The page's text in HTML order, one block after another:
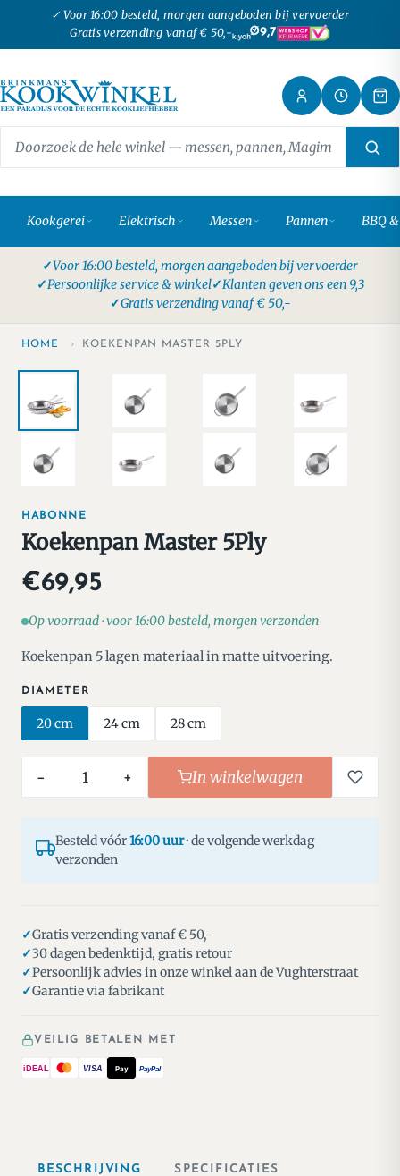
✓ Voor 16:00 besteld, morgen aangeboden bij vervoerder
Gratis verzending vanaf € 50,-
9,7
Kookgerei Elektrisch Messen Pannen BBQ
Voor 16:00 besteld, morgen aangeboden bij vervoerder
Persoonlijke service & winkel
Klanten geven ons een 9,3
Gratis verzending vanaf € 50,-
HOME › KOEKENPAN MASTER 5PLY
HABONNE
Koekenpan Master 5Ply
€69,95
Op voorraad · voor 16:00 besteld, morgen verzonden
Koekenpan 5 lagen materiaal in matte uitvoering.
DIAMETER
20 cm 24 cm 28 cm
− + In winkelwagen
Besteld vóór16:00 uur· de volgende werkdag
verzonden
Gratis verzending vanaf € 50,-
30 dagen bedenktijd, gratis retour
Persoonlijk advies in onze winkel aan de Vughterstraat
Garantie via fabrikant
VEILIG BETALEN MET
iDEAL VISA Pay PayPal
BESCHRIJVING SPECIFICATIES